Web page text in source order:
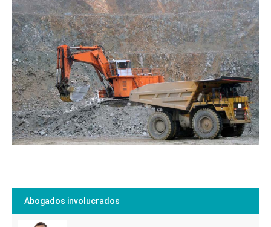
Abogados involucrados